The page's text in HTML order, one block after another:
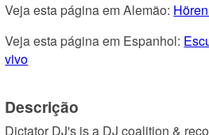
Veja esta página em Alemão:
Veja esta página em Espanhol:
vivo
Descrição
Dictator DJ's is a DJ coalition &